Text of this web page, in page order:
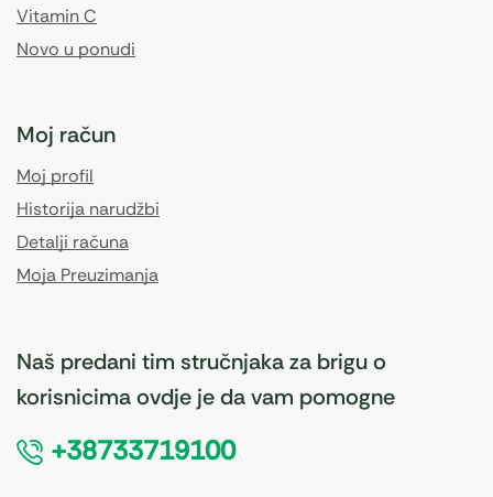
Vitamin C
Novo u ponudi
Moj račun
Moj profil
Historija narudžbi
Detalji računa
Moja Preuzimanja
Naš predani tim stručnjaka za brigu o
korisnicima ovdje je da vam pomogne
+38733719100